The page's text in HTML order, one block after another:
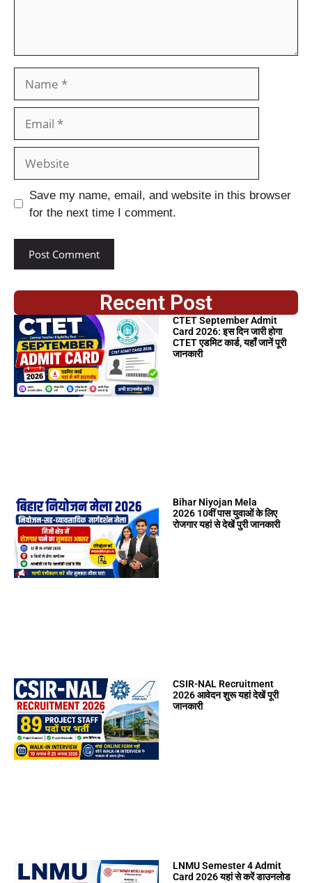
Save my name, email, and website in this browser
for the next time I comment.
Recent Post
CTET September Admit
Card 2026: इस दिन जारी होगा
CTET एडमिट कार्ड, यहाँ जानें पूरी
जानकारी
Bihar Niyojan Mela
2026 10वीं पास युवाओं के लिए
रोजगार यहां से देखें पुरी जानकारी
CSIR-NAL Recruitment
2026 आवेदन शुरू यहां देखें पूरी
जानकारी
LNMU Semester 4 Admit
Card 2026 यहां से करें डाउनलोड